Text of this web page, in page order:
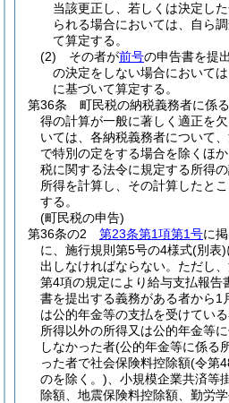
当該更正し、若しくは決定し
られる場合においては、自ら
て算定する。
(2)
その者が前号の申告書を提
の決定をしない場合において
に基づいて算定する。
第36条
町民税の納税義務者に係
得の計算が一般に著しく適正を
いては、各納税義務者について
で特別の定をする場合を除くほ
税に関する法令に規定する所得
所得を計算し、その計算したと
する。
(町民税の申告)
第36条の2
第23条第1項第1号に
に、施行規則第5号の4様式(別表)
出しなければならない。 ただし
第4項の規定により給与支払報告
書を提出する義務がある者から1
は公的年金等の支払を受けてい
所得以外の所得又は公的年金等
しなかった者(公的年金等に係る
った者で社会保険料控除額(令第
のを除く。) 、小規模企業共済等
除額、地震保険料控除額、勤労